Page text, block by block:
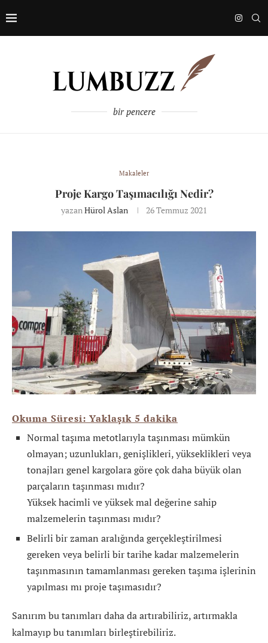
bir pencere
Makaleler
Proje Kargo Taşımacılığı Nedir?
yazanHürol Aslan 26 Temmuz 2021
Okuma Süresi: Yaklaşık 5 dakika
Normal taşıma metotlarıyla taşınması mümkün
olmayan; uzunlukları, genişlikleri, yükseklikleri veya
tonajları genel kargolara göre çok daha büyük olan
parçaların taşınması mıdır?
Yüksek hacimli ve yüksek mal değerine sahip
malzemelerin taşınması mıdır?
Belirli bir zaman aralığında gerçekleştirilmesi
gereken veya belirli bir tarihe kadar malzemelerin
taşınmasının tamamlanması gereken taşıma işlerinin
yapılması mı proje taşımasıdır?
Sanırım bu tanımları daha da artırabiliriz, artırmakla
kalmayıp bu tanımları birleştirebiliriz.